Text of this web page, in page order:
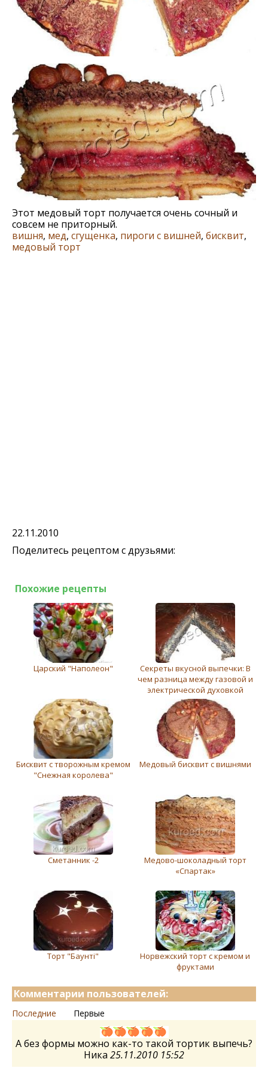
Этот медовый торт получается очень сочный и
совсем не приторный.
вишня, мед, сгущенка, пироги с вишней, бисквит,
медовый торт
22.11.2010
Поделитесь рецептом с друзьями:
Похожие рецепты
Царский "Наполеон"
Секреты вкусной выпечки: В
чем разница между газовой и
электрической духовкой
Бисквит с творожным кремом
"Снежная королева"
Медовый бисквит с вишнями
Сметанник -2
Медово-шоколадный торт
«Спартак»
Торт "Баунті"
Норвежский торт с кремом и
фруктами
Комментарии пользователей:
Последние Первые
А без формы можно как-то такой тортик выпечь?
Ника 25.11.2010 15:52